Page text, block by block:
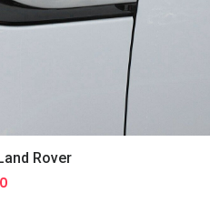
Rover